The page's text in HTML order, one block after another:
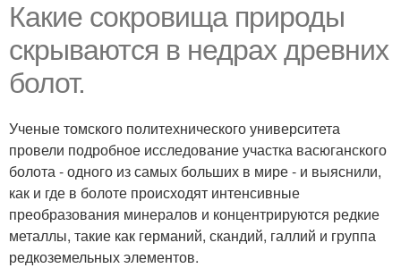
Какие сокровища природы
скрываются в недрах древних
болот.
Ученые томского политехнического университета
провели подробное исследование участка васюганского
болота - одного из самых больших в мире - и выяснили,
как и где в болоте происходят интенсивные
преобразования минералов и концентрируются редкие
металлы, такие как германий, скандий, галлий и группа
редкоземельных элементов.